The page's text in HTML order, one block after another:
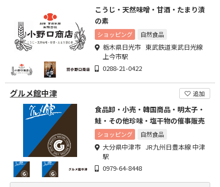
こうじ・天然味噌・甘酒・たまり漬
の素
ショッピング 自然食品
栃木県日光市 東武鉄道東武日光線
上今市駅
0288-21-0422
グルメ館中津 追加
食品卸・小売・韓国商品・明太子・
鮭・その他珍味・塩干物の催事販売
ショッピング 自然食品
大分県中津市 JR九州日豊本線 中津
駅
0979-64-8448